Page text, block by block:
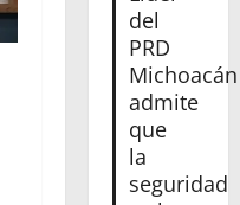
del
PRD
Michoacán
admite
que
la
seguridad